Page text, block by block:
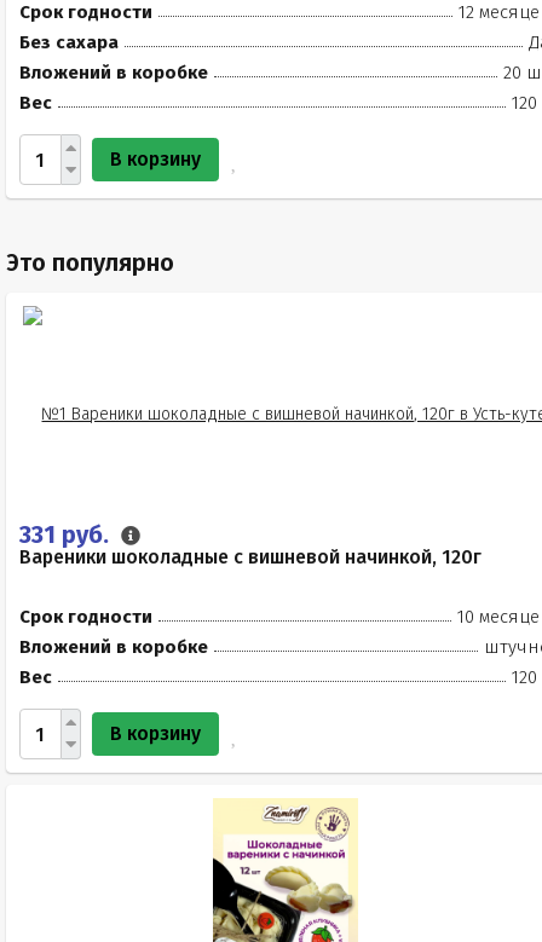
Срок годности
12
Без сахара
Вложений в коробке
20
Вес
120
В корзину
Это популярно
331 руб.
Вареники шоколадные с вишневой начинкой, 120г
Срок годности
10
Вложений в коробке
Вес
120
В корзину